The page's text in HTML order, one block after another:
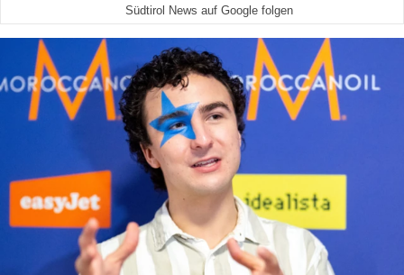
Südtirol News auf Google folgen